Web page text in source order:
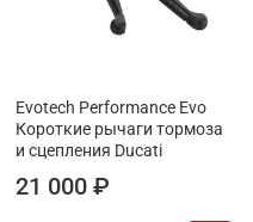
Evotech Performance Evo
Короткие рычаги тормоза
и сцепления Ducati
21 000 ₽